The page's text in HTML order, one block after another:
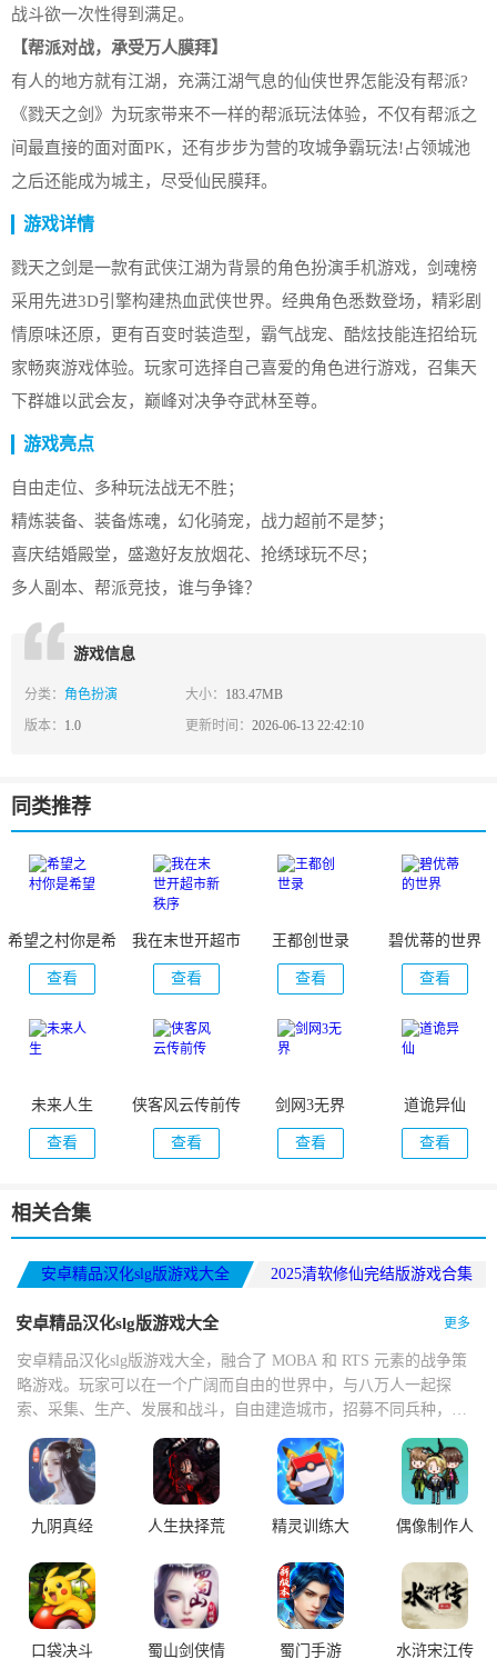
战斗欲一次性得到满足。
【帮派对战，承受万人膜拜】
有人的地方就有江湖，充满江湖气息的仙侠世界怎能没有帮派?
《戮天之剑》为玩家带来不一样的帮派玩法体验，不仅有帮派之
间最直接的面对面PK，还有步步为营的攻城争霸玩法!占领城池
之后还能成为城主，尽受仙民膜拜。
游戏详情
戮天之剑是一款有武侠江湖为背景的角色扮演手机游戏，剑魂榜
采用先进3D引擎构建热血武侠世界。经典角色悉数登场，精彩剧
情原味还原，更有百变时装造型，霸气战宠、酷炫技能连招给玩
家畅爽游戏体验。玩家可选择自己喜爱的角色进行游戏，召集天
下群雄以武会友，巅峰对决争夺武林至尊。
游戏亮点
自由走位、多种玩法战无不胜；
精炼装备、装备炼魂，幻化骑宠，战力超前不是梦；
喜庆结婚殿堂，盛邀好友放烟花、抢绣球玩不尽；
多人副本、帮派竞技，谁与争锋？
游戏信息
分类： 角色扮演 大小： 183.47MB
版本： 1.0 更新时间：2026-06-13 22:42:10
同类推荐
希望之村你是希
望
查看
我在末世开超市
新秩序
查看
王都创世录
查看
碧优蒂的世界
查看
未来人生
查看
侠客风云传前传
查看
剑网3无界
查看
道诡异仙
查看
相关合集
安卓精品汉化slg版游戏大全
2025清软修仙完结版游戏合集
安卓精品汉化slg版游戏大全 更多
安卓精品汉化slg版游戏大全，融合了 MOBA 和 RTS 元素的战争策
略游戏。玩家可以在一个广阔而自由的世界中，与八万人一起探
索、采集、生产、发展和战斗，自由建造城市，招募不同兵种，与
拾荒重建城邦，用锈铁拼凑房屋，靠变异植物净化水源等，每个决
策都可能影响势力关系和游戏剧情发展。
九阴真经
人生抉择荒
精灵训练大
偶像制作人
口袋决斗 蜀山剑侠情 蜀门手游 水浒宋江传